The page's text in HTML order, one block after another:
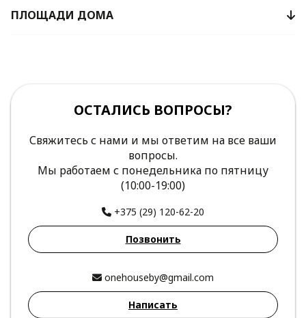
ПЛОЩАДИ ДОМА
ОСТАЛИСЬ ВОПРОСЫ?
Свяжитесь с нами и мы ответим на все ваши
вопросы.
Мы работаем с понедельника по пятницу
(10:00-19:00)
+375 (29) 120-62-20
Позвонить
onehouseby@gmail.com
Написать